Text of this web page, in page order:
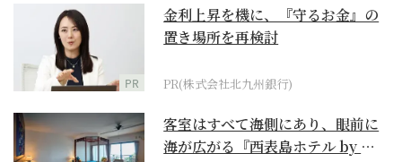
PR
金利上昇を機に、『守るお金』の
置き場所を再検討
PR(株式会社北九州銀行)
客室はすべて海側にあり、眼前に
海が広がる『西表島ホテル by 星